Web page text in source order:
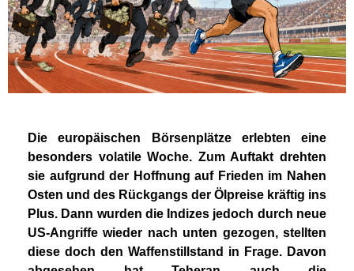
Die europäischen Börsenplätze erlebten eine
besonders volatile Woche. Zum Auftakt drehten
sie aufgrund der Hoffnung auf Frieden im Nahen
Osten und des Rückgangs der Ölpreise kräftig ins
Plus. Dann wurden die Indizes jedoch durch neue
US-Angriffe wieder nach unten gezogen, stellten
diese doch den Waffenstillstand in Frage. Davon